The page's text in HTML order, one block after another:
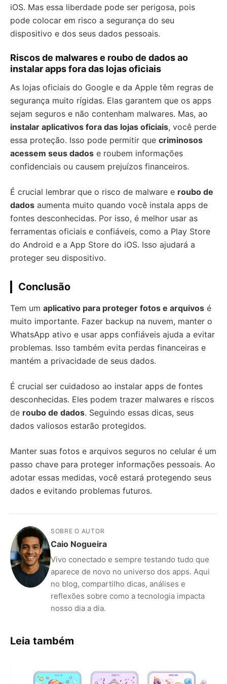
iOS. Mas essa liberdade pode ser perigosa, pois
pode colocar em risco a segurança do seu
dispositivo e dos seus dados pessoais.
Riscos de malwares e roubo de dados ao
instalar apps fora das lojas oficiais
As lojas oficiais do Google e da Apple têm regras de
segurança muito rígidas. Elas garantem que os apps
sejam seguros e não contenham malwares. Mas, ao
instalar aplicativos fora das lojas oficiais, você perde
essa proteção. Isso pode permitir que criminosos
acessem seus dados e roubem informações
confidenciais ou causem prejuízos financeiros.
É crucial lembrar que o risco de malware e roubo de
dados aumenta muito quando você instala apps de
fontes desconhecidas. Por isso, é melhor usar as
ferramentas oficiais e confiáveis, como a Play Store
do Android e a App Store do iOS. Isso ajudará a
proteger seu dispositivo.
Conclusão
Tem um aplicativo para proteger fotos e arquivos é
muito importante. Fazer backup na nuvem, manter o
WhatsApp ativo e usar apps confiáveis ajuda a evitar
problemas. Isso também evita perdas financeiras e
mantém a privacidade de seus dados.
É crucial ser cuidadoso ao instalar apps de fontes
desconhecidas. Eles podem trazer malwares e riscos
de roubo de dados. Seguindo essas dicas, seus
dados valiosos estarão protegidos.
Manter suas fotos e arquivos seguros no celular é um
passo chave para proteger informações pessoais. Ao
adotar essas medidas, você estará protegendo seus
dados e evitando problemas futuros.
SOBRE O AUTOR
Caio Nogueira
Vivo conectado e sempre testando tudo que
aparece de novo no universo dos apps. Aqui
no blog, compartilho dicas, análises e
reflexões sobre como a tecnologia impacta
nosso dia a dia.
Leia também